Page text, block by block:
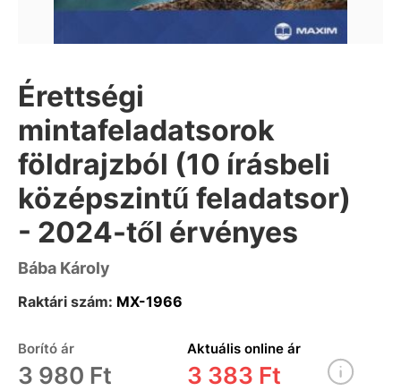
Érettségi
mintafeladatsorok
földrajzból (10 írásbeli
középszintű feladatsor)
- 2024-től érvényes
Bába Károly
Raktári szám: MX-1966
Borító ár
3 980 Ft
Aktuális online ár
3 383 Ft